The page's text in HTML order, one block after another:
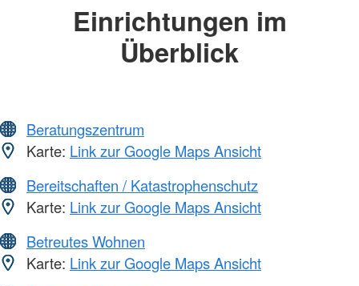
Einrichtungen im
Überblick
Beratungszentrum
Karte: Link zur Google Maps Ansicht
Bereitschaften / Katastrophenschutz
Karte: Link zur Google Maps Ansicht
Betreutes Wohnen
Karte: Link zur Google Maps Ansicht